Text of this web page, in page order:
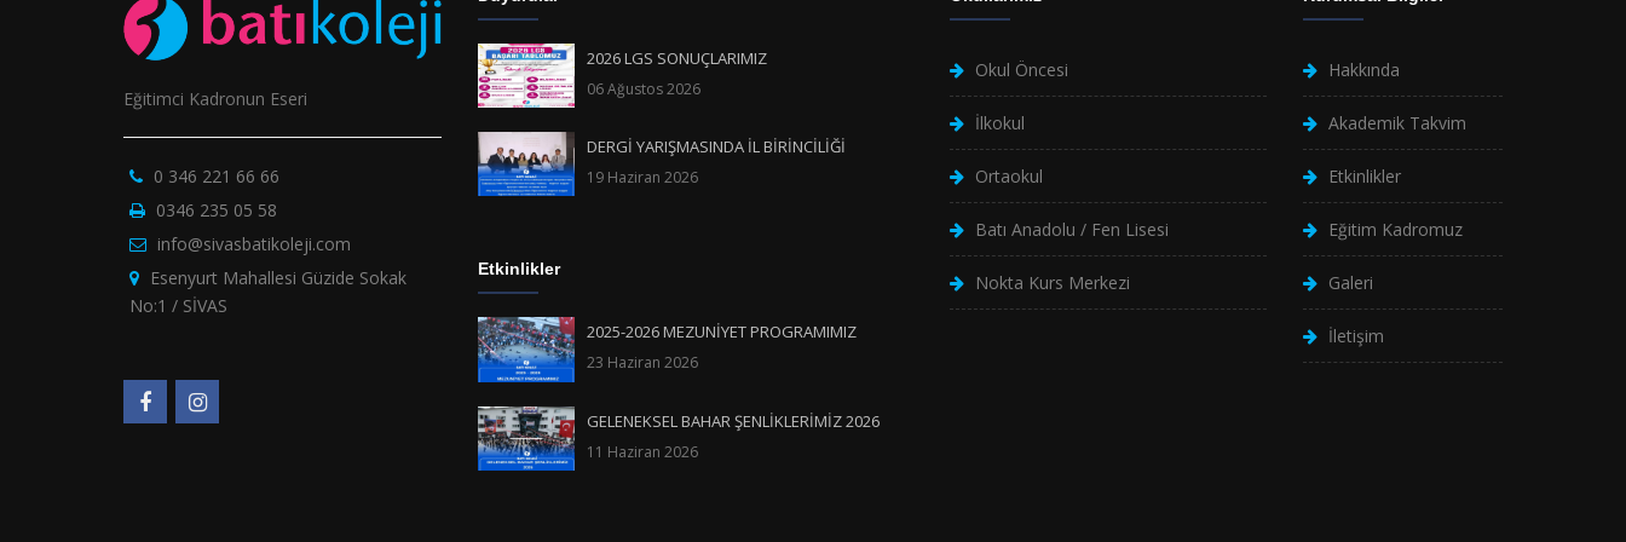
Eğitimci Kadronun Eseri
0 346 221 66 66
0346 235 05 58
info@sivasbatikoleji.com
Esenyurt Mahallesi Güzide Sokak
No:1 / SİVAS
2026 LGS SONUÇLARIMIZ
06 Ağustos 2026
DERGİ YARIŞMASINDA İL BİRİNCİLİĞİ
19 Haziran 2026
Etkinlikler
2025-2026 MEZUNİYET PROGRAMIMIZ
23 Haziran 2026
GELENEKSEL BAHAR ŞENLİKLERİMİZ 2026
11 Haziran 2026
Okul Öncesi
İlkokul
Ortaokul
Batı Anadolu / Fen Lisesi
Nokta Kurs Merkezi
Hakkında
Akademik Takvim
Etkinlikler
Eğitim Kadromuz
Galeri
İletişim